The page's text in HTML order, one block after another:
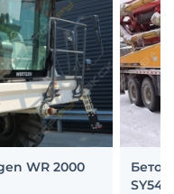
WR 2000